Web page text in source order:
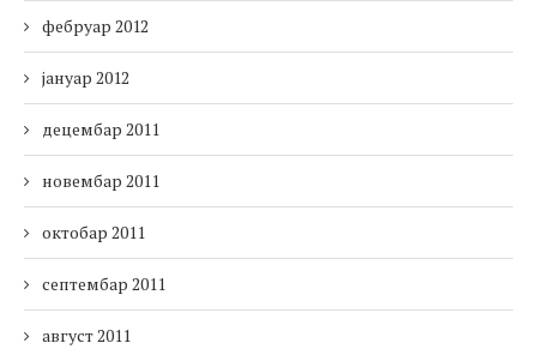
фебруар 2012
јануар 2012
децембар 2011
новембар 2011
октобар 2011
септембар 2011
август 2011